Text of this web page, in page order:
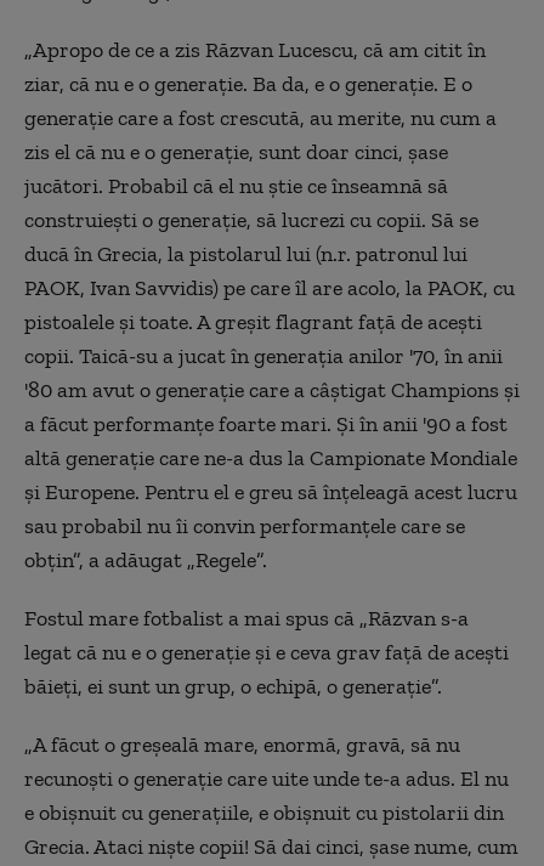
„Apropo de ce a zis Răzvan Lucescu, că am citit în
ziar, că nu e o generaţie. Ba da, e o generaţie. E o
generaţie care a fost crescută, au merite, nu cum a
zis el că nu e o generaţie, sunt doar cinci, şase
jucători. Probabil că el nu ştie ce înseamnă să
construieşti o generaţie, să lucrezi cu copii. Să se
ducă în Grecia, la pistolarul lui (n.r. patronul lui
PAOK, Ivan Savvidis) pe care îl are acolo, la PAOK, cu
pistoalele şi toate. A greşit flagrant faţă de aceşti
copii. Taică-su a jucat în generaţia anilor '70, în anii
'80 am avut o generaţie care a câştigat Champions şi
a făcut performanţe foarte mari. Şi în anii '90 a fost
altă generaţie care ne-a dus la Campionate Mondiale
şi Europene. Pentru el e greu să înţeleagă acest lucru
sau probabil nu îi convin performanţele care se
obţin”, a adăugat „Regele”.
Fostul mare fotbalist a mai spus că „Răzvan s-a
legat că nu e o generaţie şi e ceva grav faţă de aceşti
băieţi, ei sunt un grup, o echipă, o generaţie”.
„A făcut o greşeală mare, enormă, gravă, să nu
recunoşti o generaţie care uite unde te-a adus. El nu
e obişnuit cu generaţiile, e obişnuit cu pistolarii din
Grecia. Ataci nişte copii! Să dai cinci, şase nume, cum